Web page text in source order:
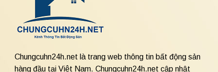
Chungcuhn24h.net là trang web thông tin bất động sản
hàng đầu tại Việt Nam. Chungcuhn24h.net cập nhật